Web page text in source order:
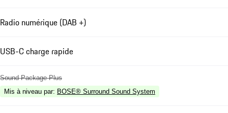
Radio numérique (DAB +)
USB-C charge rapide
Sound Package Plus
Mis à niveau par: BOSE® Surround Sound System